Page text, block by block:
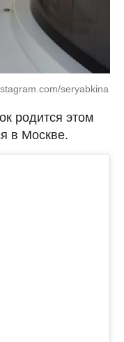
seryabkina
родится этом
в Москве.